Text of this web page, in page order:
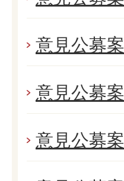
意見公募
意見公募
意見公募